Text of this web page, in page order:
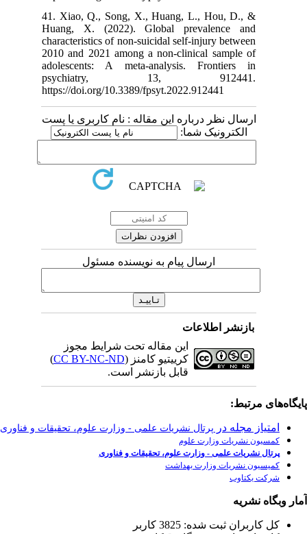
41. Xiao, Q.,
Huang, X.
characteristics
2010 and
کاربری یا پست
CC BY-NC-
)
علوم، تحقیقات و فناوری